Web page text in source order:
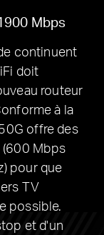
Mbps
continuent
doit
routeur
à la
offre des
Mbps
pour que
TV
possible.
et d'un